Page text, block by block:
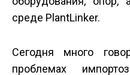
среде PlantLinker.
Сегодня много
проблемах